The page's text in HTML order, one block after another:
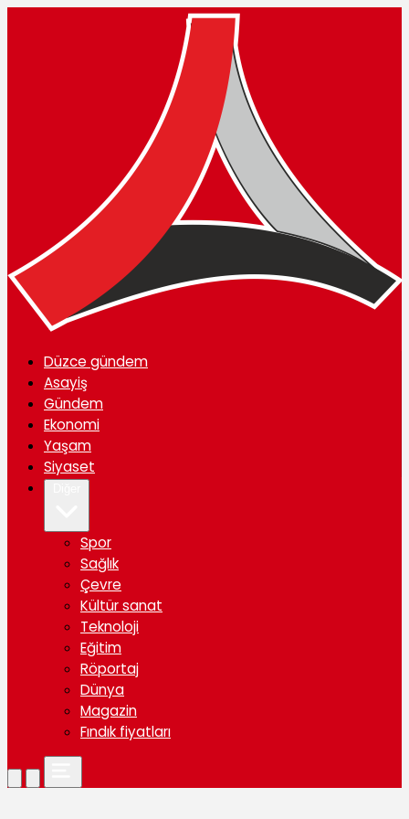
Düzce gündem
Asayiş
Gündem
Ekonomi
Yaşam
Siyaset
Spor
Sağlık
Çevre
Kültür sanat
Teknoloji
Eğitim
Röportaj
Dünya
Magazin
Fındık fiyatları